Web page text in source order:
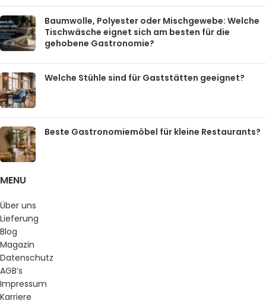
Baumwolle, Polyester oder Mischgewebe: Welche
Tischwäsche eignet sich am besten für die
gehobene Gastronomie?
Welche Stühle sind für Gaststätten geeignet?
Beste Gastronomiemöbel für kleine Restaurants?
MENU
Über uns
Lieferung
Blog
Magazin
Datenschutz
AGB’s
Impressum
Karriere